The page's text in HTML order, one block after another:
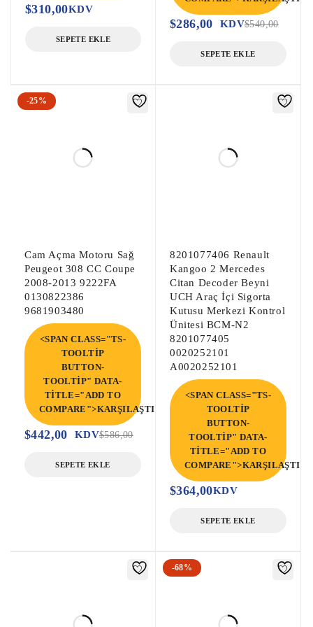
Çıkma Şarj Dinamosu, Çıkma Alternatör,
Lastik Basınç Sensörü, Çıkma Lastik
Basınç Sensörü,
Yakıt Pompa Beyni, Enjektör Beyni,
Astra H Çıkma Motor Beyni, Astra H Çıkma
Meriva A Çıkma Motor Beyni, Meriva A
Çıkma Motor Beyini,
$310,00KDV
SEPETE EKLE
$540,00
$286,00 KDV
SEPETE EKLE
-25%
Cam Açma Motoru Sağ
Peugeot 308 CC Coupe
2008-2013 9222FA
0130822386
9681903480
<SPAN CLASS="TS-
TOOLTIP
BUTTON-
TOOLTIP" DATA-
TITLE="ADD TO
COMPARE">KARŞILAŞTIR</SPAN>
$586,00
$442,00 KDV
SEPETE EKLE
8201077406 Renault
Kangoo 2 Mercedes
Citan Decoder Beyni
UCH Araç İçi Sigorta
Kutusu Merkezi Kontrol
Ünitesi BCM-N2
8201077405
0020252101
A0020252101
<SPAN CLASS="TS-
TOOLTIP
BUTTON-
TOOLTIP" DATA-
TITLE="ADD TO
$364,00KDV
SEPETE EKLE
-68%